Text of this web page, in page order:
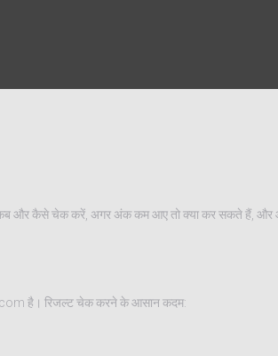
कब और कैसे चेक करें, अगर अंक कम आए तो क्या कर सकते हैं, और
है। रिजल्ट चेक करने के आसान कदम: